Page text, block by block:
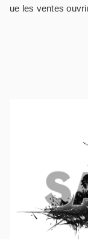
ue les ventes